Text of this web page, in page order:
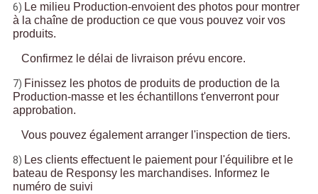
6) Le milieu Production-envoient des photos pour montrer
à la chaîne de production ce que vous pouvez voir vos
produits.
Confirmez le délai de livraison prévu encore.
7) Finissez les photos de produits de production de la
Production-masse et les échantillons t'enverront pour
approbation.
Vous pouvez également arranger l'inspection de tiers.
8) Les clients effectuent le paiement pour l'équilibre et le
bateau de Responsy les marchandises. Informez le
numéro de suivi